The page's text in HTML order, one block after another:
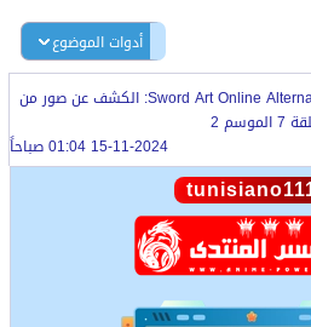
أدوات الموضوع
أنمي Sword Art Online Alternative: Gun Gale Online: الكشف عن صور من
2
15-11-2024 01:04 صباحاً